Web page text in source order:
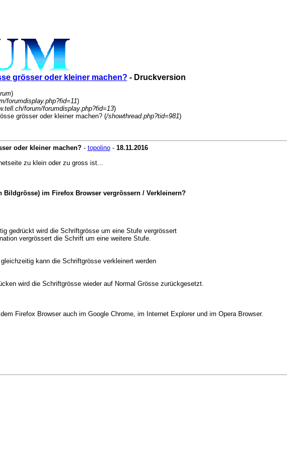
grösser oder kleiner machen? - Druckversion
)
forumdisplay.php?fid=11)
forum/forumdisplay.php?fid=13)
grösser oder kleiner machen? (/showthread.php?tid=981)
oder kleiner machen?- topolino- 18.11.2016
zu klein oder zu gross ist...
im Firefox Browser vergrössern / Verkleinern?
gedrückt wird die Schriftgrösse um eine Stufe vergrössert
vergrössert die Schrift um eine weitere Stufe.
kann die Schriftgrösse verkleinert werden
wird die Schriftgrösse wieder auf Normal Grösse zurückgesetzt.
Firefox Browser auch im Google Chrome, im Internet Explorer und im Opera Browser.